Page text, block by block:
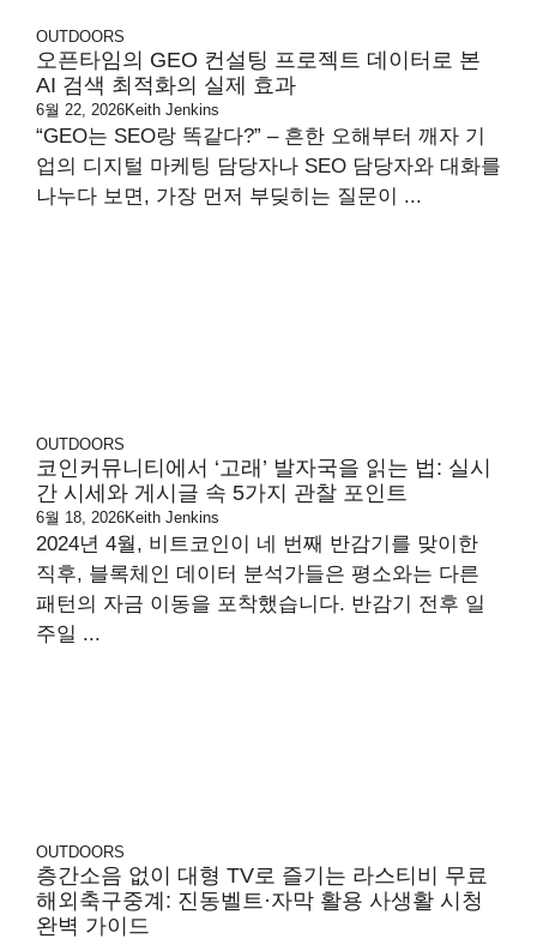
OUTDOORS
오픈타임의 GEO 컨설팅 프로젝트 데이터로 본
AI 검색 최적화의 실제 효과
6월 22, 2026Keith Jenkins
“GEO는 SEO랑 똑같다?” – 흔한 오해부터 깨자 기
업의 디지털 마케팅 담당자나 SEO 담당자와 대화를
나누다 보면, 가장 먼저 부딪히는 질문이 ...
OUTDOORS
코인커뮤니티에서 ‘고래’ 발자국을 읽는 법: 실시
간 시세와 게시글 속 5가지 관찰 포인트
6월 18, 2026Keith Jenkins
2024년 4월, 비트코인이 네 번째 반감기를 맞이한
직후, 블록체인 데이터 분석가들은 평소와는 다른
패턴의 자금 이동을 포착했습니다. 반감기 전후 일
주일 ...
OUTDOORS
층간소음 없이 대형 TV로 즐기는 라스티비 무료
해외축구중계: 진동벨트·자막 활용 사생활 시청
완벽 가이드